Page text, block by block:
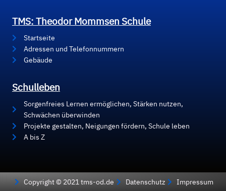
TMS: Theodor Mommsen Schule
Startseite
Adressen und Telefonnummern
Gebäude
Schulleben
Sorgenfreies Lernen ermöglichen, Stärken nutzen,
Schwächen überwinden
Projekte gestalten, Neigungen fördern, Schule leben
A bis Z
Copyright © 2021 tms-od.de Datenschutz Impressum